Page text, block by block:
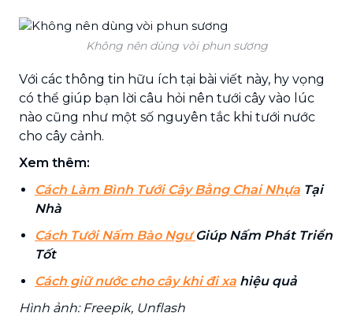
Không nên dùng vòi phun sương
Với các thông tin hữu ích tại bài viết này, hy vọng
có thể giúp bạn lời câu hỏi nên tưới cây vào lúc
nào cũng như một số nguyên tắc khi tưới nước
cho cây cảnh.
Xem thêm:
Cách Làm Bình Tưới Cây Bằng Chai Nhựa Tại
Nhà
Cách Tưới Nấm Bào NgưGiúp Nấm Phát Triển
Tốt
Cách giữ nước cho cây khi đi xa hiệu quả
Hình ảnh: Freepik, Unflash